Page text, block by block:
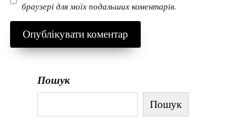
браузері для моїх подальших коментарів.
Пошук
Пошук